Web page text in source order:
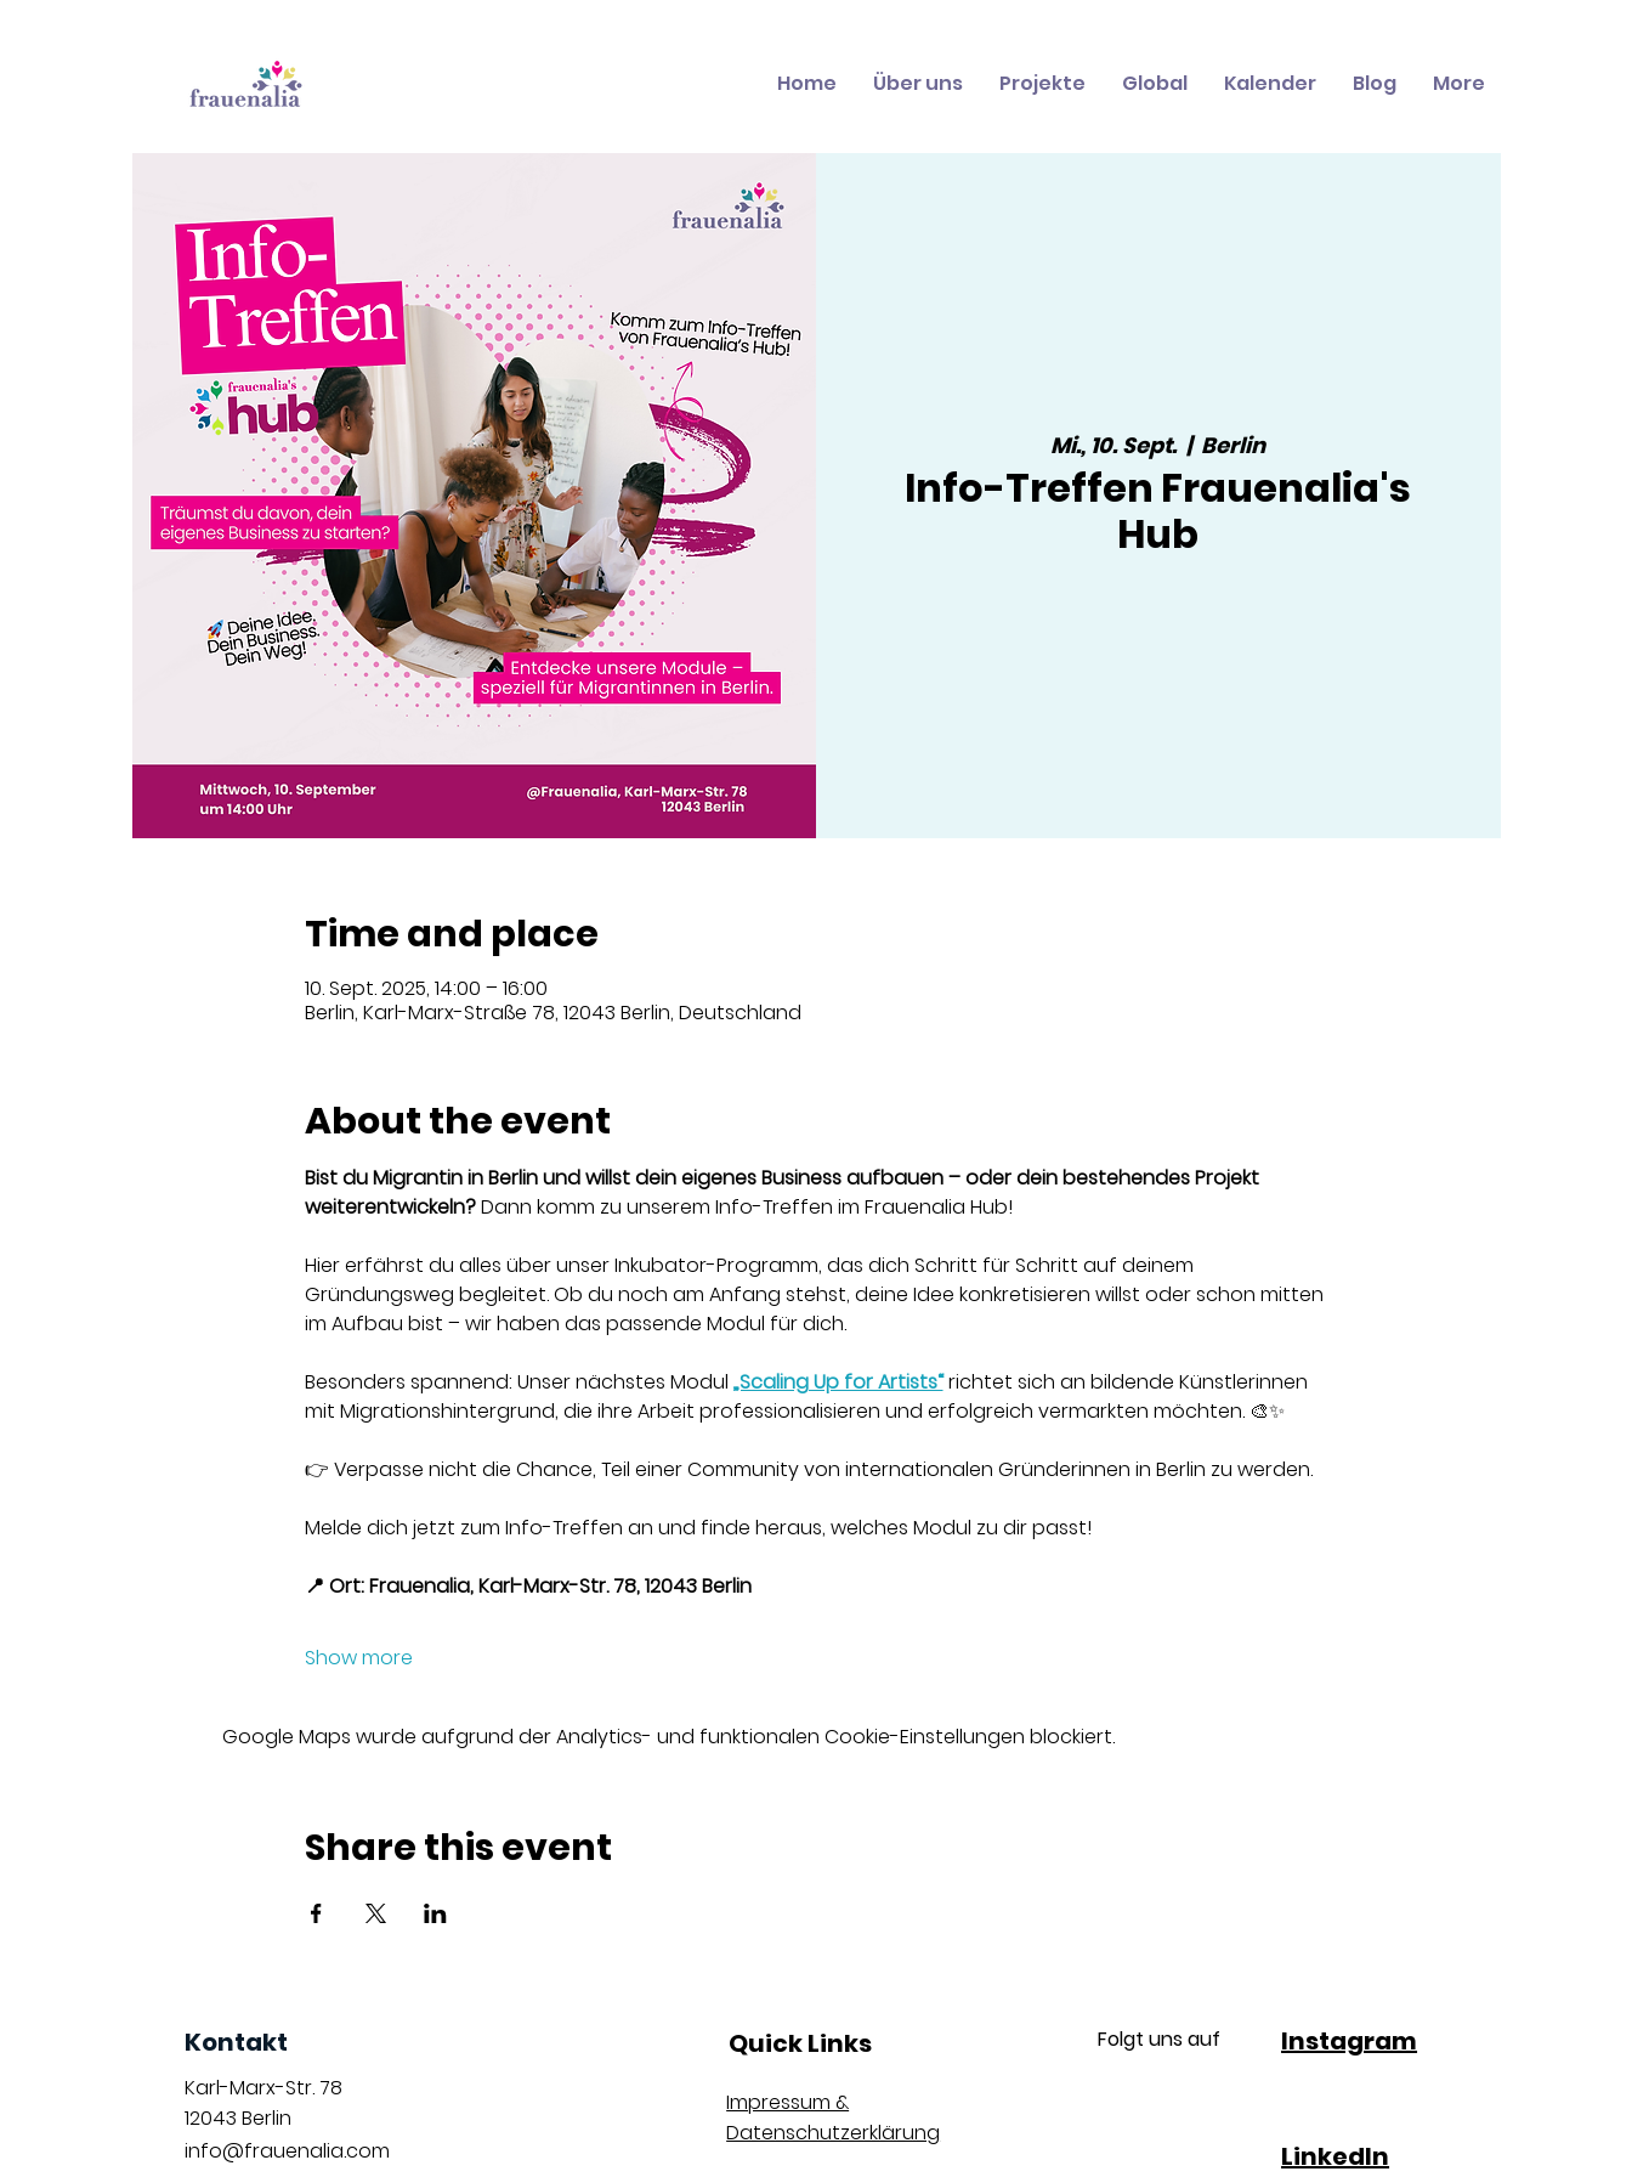
Home Über uns Projekte Global Kalender Blog More
Mi., 10. Sept.
  |
Berlin
Info-Treffen Frauenalia's
Hub
Time and place
10. Sept. 2025, 14:00 – 16:00
Berlin, Karl-Marx-Straße 78, 12043 Berlin, Deutschland
About the event
Bist du Migrantin in Berlin und willst dein eigenes Business aufbauen – oder dein bestehendes Projekt
weiterentwickeln? Dann komm zu unserem Info-Treffen im Frauenalia Hub!
Hier erfährst du alles über unser Inkubator-Programm, das dich Schritt für Schritt auf deinem
Gründungsweg begleitet. Ob du noch am Anfang stehst, deine Idee konkretisieren willst oder schon mitten
im Aufbau bist – wir haben das passende Modul für dich.
Besonders spannend: Unser nächstes Modul „Scaling Up for Artists“ richtet sich an bildende Künstlerinnen
mit Migrationshintergrund, die ihre Arbeit professionalisieren und erfolgreich vermarkten möchten. 🎨✨
👉 Verpasse nicht die Chance, Teil einer Community von internationalen Gründerinnen in Berlin zu werden.
Melde dich jetzt zum Info-Treffen an und finde heraus, welches Modul zu dir passt!
📍 Ort: Frauenalia, Karl-Marx-Str. 78, 12043 Berlin
Show more
Google Maps wurde aufgrund der Analytics- und funktionalen Cookie-Einstellungen blockiert.
Share this event
Kontakt
Karl-Marx-Str. 78
12043 Berlin
info@frauenalia.com
Quick Links
Impressum &
Datenschutzerklärung
Folgt uns auf Instagram
LinkedIn